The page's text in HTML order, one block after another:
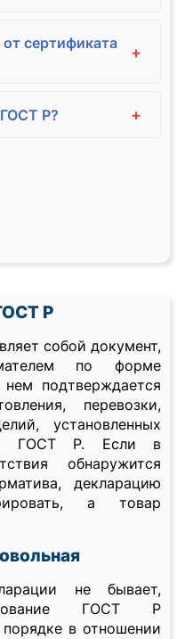
сертификата
+
Р? +
Р
собой документ,
по форме
подтверждается
перевозки,
установленных
ГОСТ Р. Если в
обнаружится
декларацию
а товар
не бывает,
ГОСТ Р
в отношении